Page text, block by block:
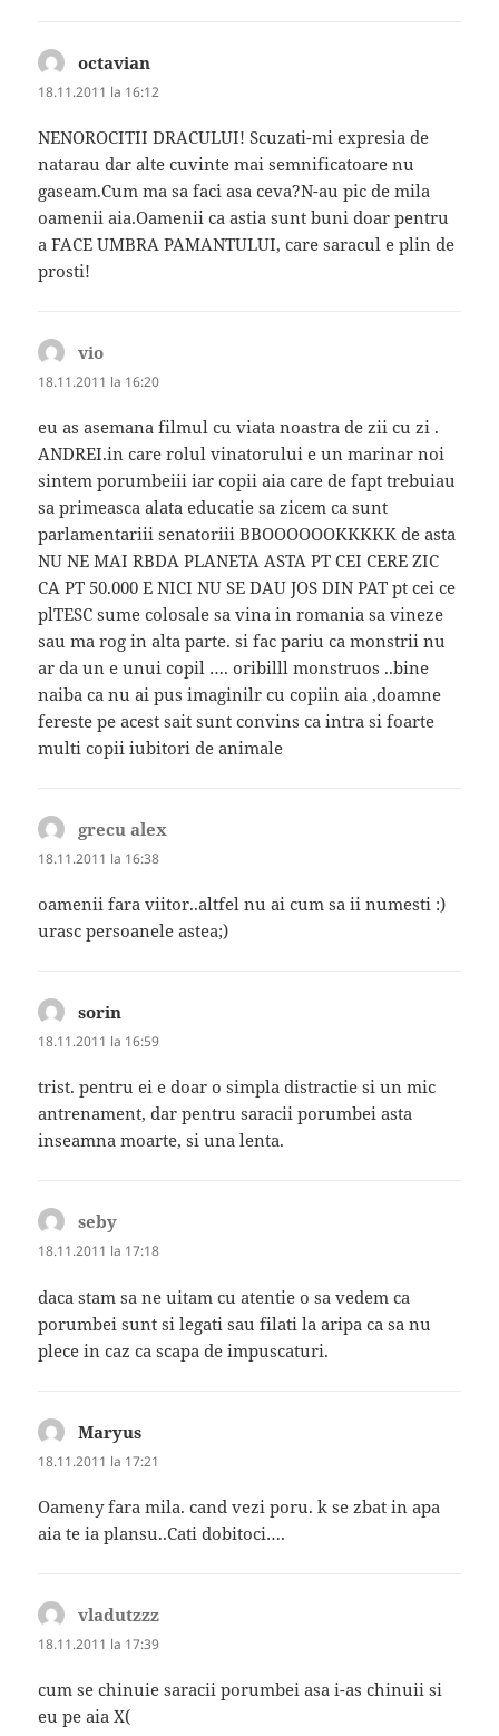
octavian
18.11.2011 la 16:12
NENOROCITII DRACULUI! Scuzati-mi expresia de
natarau dar alte cuvinte mai semnificatoare nu
gaseam.Cum ma sa faci asa ceva?N-au pic de mila
oamenii aia.Oamenii ca astia sunt buni doar pentru
a FACE UMBRA PAMANTULUI, care saracul e plin de
prosti!
vio
18.11.2011 la 16:20
eu as asemana filmul cu viata noastra de zii cu zi .
ANDREI.in care rolul vinatorului e un marinar noi
sintem porumbeiii iar copii aia care de fapt trebuiau
sa primeasca alata educatie sa zicem ca sunt
parlamentariii senatoriii BBOOOOOOKKKKK de asta
NU NE MAI RBDA PLANETA ASTA PT CEI CERE ZIC
CA PT 50.000 E NICI NU SE DAU JOS DIN PAT pt cei ce
plTESC sume colosale sa vina in romania sa vineze
sau ma rog in alta parte. si fac pariu ca monstrii nu
ar da un e unui copil …. oribilll monstruos ..bine
naiba ca nu ai pus imaginilr cu copiin aia ,doamne
fereste pe acest sait sunt convins ca intra si foarte
multi copii iubitori de animale
grecu alex
18.11.2011 la 16:38
oamenii fara viitor..altfel nu ai cum sa ii numesti :)
urasc persoanele astea;)
sorin
18.11.2011 la 16:59
trist. pentru ei e doar o simpla distractie si un mic
antrenament, dar pentru saracii porumbei asta
inseamna moarte, si una lenta.
seby
18.11.2011 la 17:18
daca stam sa ne uitam cu atentie o sa vedem ca
porumbei sunt si legati sau filati la aripa ca sa nu
plece in caz ca scapa de impuscaturi.
Maryus
18.11.2011 la 17:21
Oameny fara mila. cand vezi poru. k se zbat in apa
aia te ia plansu..Cati dobitoci….
vladutzzz
18.11.2011 la 17:39
cum se chinuie saracii porumbei asa i-as chinuii si
eu pe aia X(